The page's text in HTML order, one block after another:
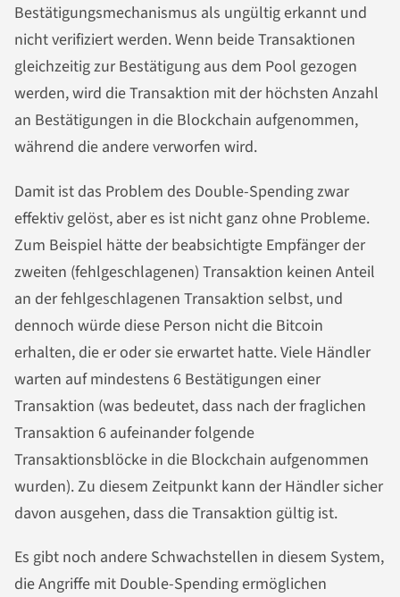
Bestätigungsmechanismus als ungültig erkannt und
nicht verifiziert werden. Wenn beide Transaktionen
gleichzeitig zur Bestätigung aus dem Pool gezogen
werden, wird die Transaktion mit der höchsten Anzahl
an Bestätigungen in die Blockchain aufgenommen,
während die andere verworfen wird.
Damit ist das Problem des Double-Spending zwar
effektiv gelöst, aber es ist nicht ganz ohne Probleme.
Zum Beispiel hätte der beabsichtigte Empfänger der
zweiten (fehlgeschlagenen) Transaktion keinen Anteil
an der fehlgeschlagenen Transaktion selbst, und
dennoch würde diese Person nicht die Bitcoin
erhalten, die er oder sie erwartet hatte. Viele Händler
warten auf mindestens 6 Bestätigungen einer
Transaktion (was bedeutet, dass nach der fraglichen
Transaktion 6 aufeinander folgende
Transaktionsblöcke in die Blockchain aufgenommen
wurden). Zu diesem Zeitpunkt kann der Händler sicher
davon ausgehen, dass die Transaktion gültig ist.
Es gibt noch andere Schwachstellen in diesem System,
die Angriffe mit Double-Spending ermöglichen